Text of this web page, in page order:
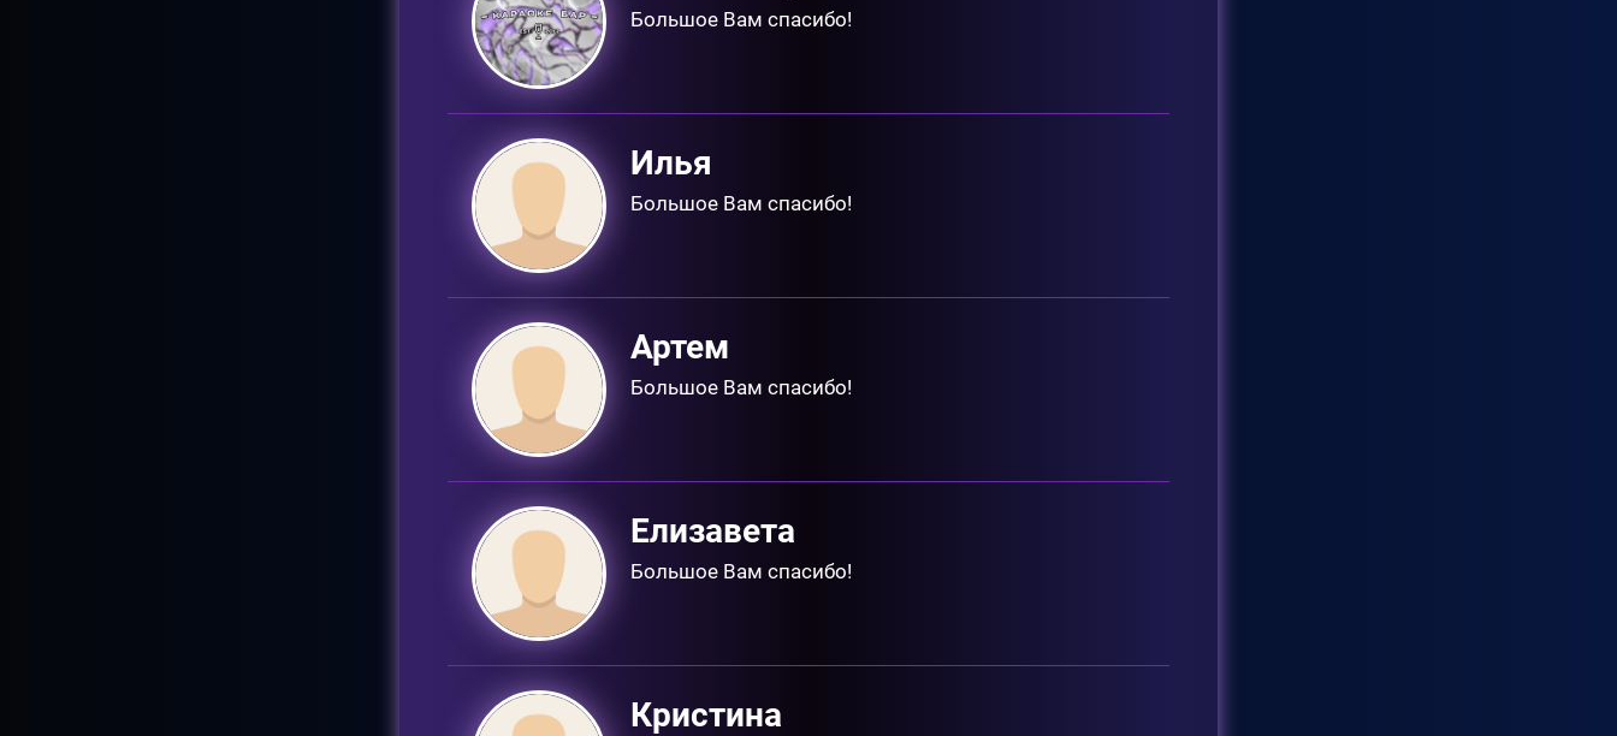
Большое Вам спасибо!
Илья
Большое Вам спасибо!
Артем
Большое Вам спасибо!
Елизавета
Большое Вам спасибо!
Кристина